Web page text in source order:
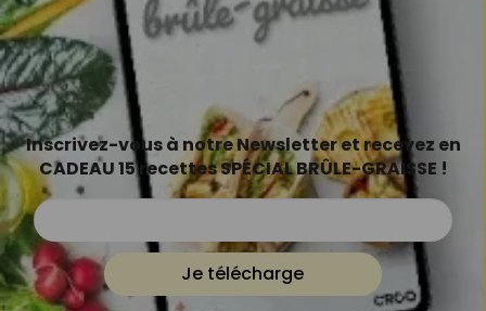
Inscrivez-vous à notre Newsletter et recevez en
CADEAU 15 recettes SPÉCIAL BRÛLE-GRAISSE !
Je télécharge